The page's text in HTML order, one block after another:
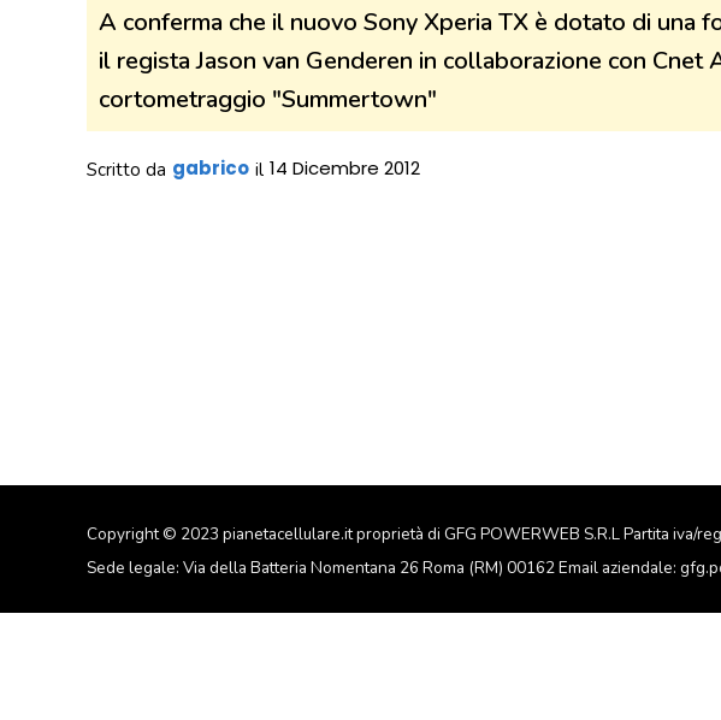
A conferma che il nuovo Sony Xperia TX è dotato di una
il regista Jason van Genderen in collaborazione con Cnet
cortometraggio "Summertown"
Scritto da gabrico il 14 Dicembre 2012
Copyright © 2023 pianetacellulare.it proprietà di GFG POWERWEB S.R.L Partita iva/
Sede legale: Via della Batteria Nomentana 26 Roma (RM) 00162 Email aziendale: